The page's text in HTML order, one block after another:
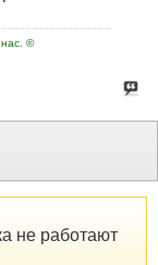
нас. ©
не работают